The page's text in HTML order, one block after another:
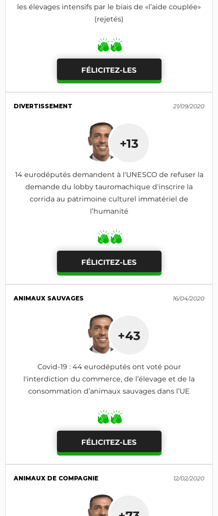
les élevages intensifs par le biais de «l’aide couplée»
(rejetés)
FÉLICITEZ-LES
DIVERTISSEMENT 21/09/2020
+13
14 eurodéputés demandent à l'UNESCO de refuser la
demande du lobby tauromachique d'inscrire la
corrida au patrimoine culturel immatériel de
l’humanité
FÉLICITEZ-LES
ANIMAUX SAUVAGES 16/04/2020
+43
Covid-19 : 44 eurodéputés ont voté pour
l'interdiction du commerce, de l’élevage et de la
consommation d’animaux sauvages dans l’UE
FÉLICITEZ-LES
ANIMAUX DE COMPAGNIE 12/02/2020